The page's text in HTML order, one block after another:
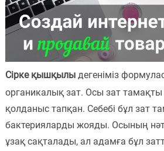
Қазақша-
ағылшынша
сөздік
Ағылшынша-
қазақша
сөздік
Пәндер
Сірке қышқылыдегеніміз
органикалық зат. Осы зат тамақты
қолданыс тапқан. Себебі бұл зат
бактерияларды жояды. Осының
ұзақ сақталады, ал адамға бұл